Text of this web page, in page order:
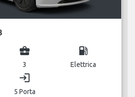
business_center
3
local_gas_station
Elettrica
login
5 Porta